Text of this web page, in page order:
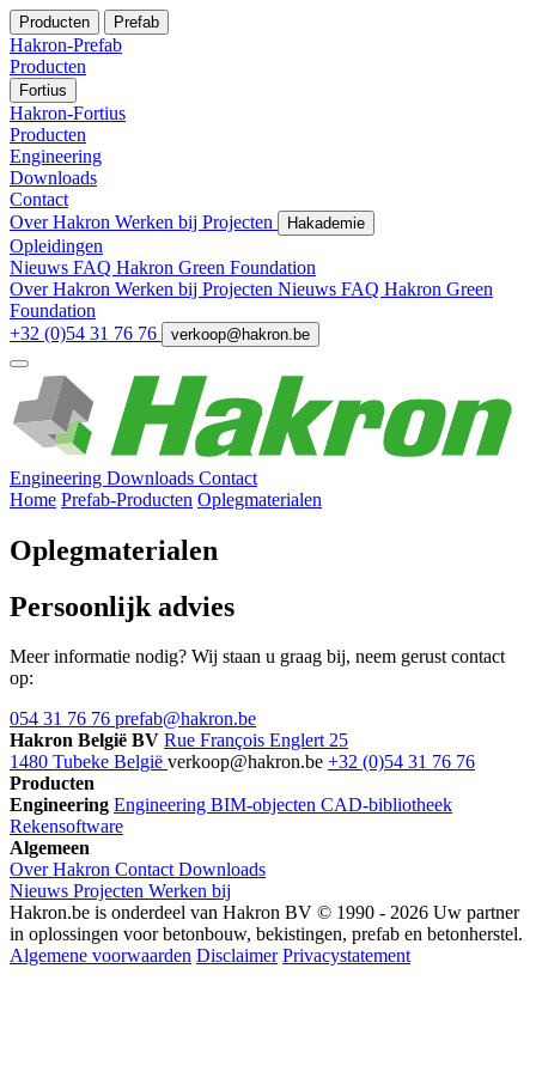
Producten Prefab
Hakron-Prefab
Producten
Fortius
Hakron-Fortius
Producten
Engineering
Downloads
Contact
Over Hakron Werken bij Projecten Hakademie
Opleidingen
Nieuws FAQ Hakron Green Foundation
Over Hakron Werken bij Projecten Nieuws FAQ Hakron Green
Foundation
+32 (0)54 31 76 76
verkoop@hakron.be
Engineering Downloads Contact
Home Prefab-Producten Oplegmaterialen
Oplegmaterialen
Persoonlijk advies
Meer informatie nodig? Wij staan u graag bij, neem gerust contact
op:
054 31 76 76 prefab@hakron.be
Hakron België BV Rue François Englert 25
1480 Tubeke België verkoop@hakron.be +32 (0)54 31 76 76
Producten
Engineering Engineering BIM-objecten CAD-bibliotheek
Rekensoftware
Algemeen
Over Hakron ContactDownloads
Nieuws Projecten Werken bij
Hakron.be is onderdeel van Hakron BV © 1990 - 2026 Uw partner
in oplossingen voor betonbouw, bekistingen, prefab en betonherstel.
Algemene voorwaarden Disclaimer Privacystatement